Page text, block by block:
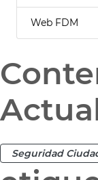
Web FDM
Seguridad